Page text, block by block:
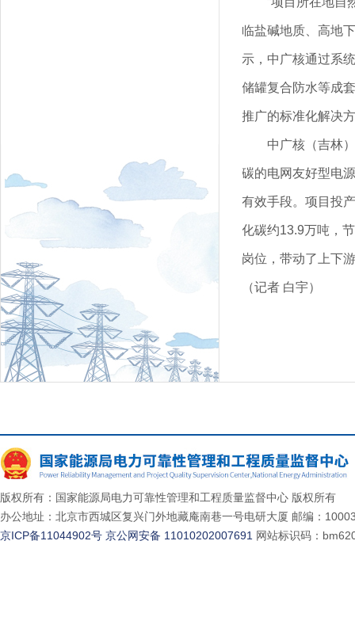
临盐碱地质、高地
示，中广核通过系
储罐复合防水等成
推广的标准化解决
中广核（吉林
碳的电网友好型电
有效手段。项目投
化碳约13.9万吨，
岗位，带动了上下
（记者 白宇）
版权所有：国家能源局电力可靠性管理和工程质量监督中心 版权所有
办公地址：北京市西城区复兴门外地藏庵南巷一号电研大厦 邮编：
京ICP备11044902号 京公网安备 11010202007691 网站标识码：